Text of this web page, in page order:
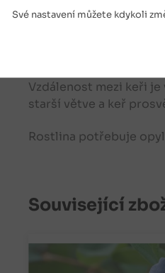
Své nastavení můžete kdykoli
K pěstování si
Vzdálenost mezi keři je
starší větve a keř
Rostlina potřebuje
Související